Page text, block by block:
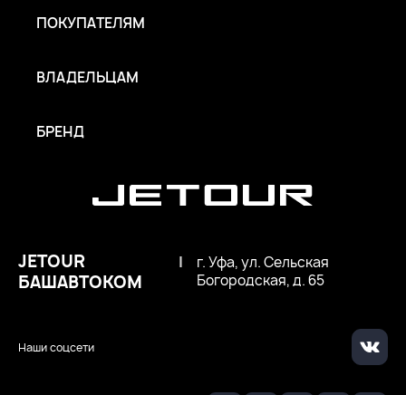
Наши соцсети
JETOUR
БАШАВТОКОМ
|
г. Уфа, ул. Сельская
Богородская, д. 65
ПОКУПАТЕЛЯМ
ВЛАДЕЛЬЦАМ
БРЕНД